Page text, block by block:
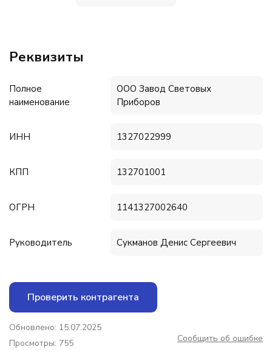
Реквизиты
Полное
наименование
ООО Завод Световых
Приборов
ИНН 1327022999
КПП 132701001
ОГРН 1141327002640
Руководитель Сукманов Денис Сергеевич
Проверить контрагента
Обновлено: 15.07.2025
Просмотры: 755
Сообщить об ошибке